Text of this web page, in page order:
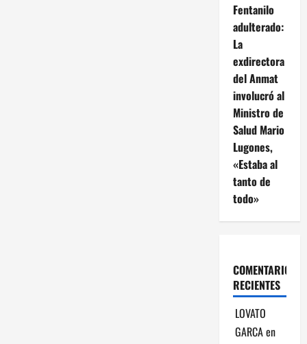
Fentanilo
adulterado:
La
exdirectora
del Anmat
involucró al
Ministro de
Salud Mario
Lugones,
«Estaba al
tanto de
todo»
COMENTARIOS
RECIENTES
LOVATO
GARCAen